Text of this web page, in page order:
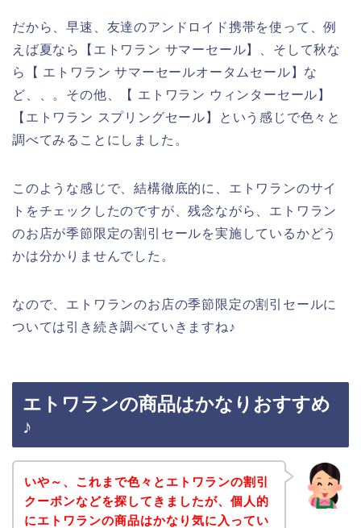
だから、早速、友達のアンドロイド携帯を使って、例
えば夏なら【エトワラン サマーセール】、そして秋な
ら【 エトワラン サマーセールオータムセール】な
ど、、。その他、【 エトワラン ウィンターセール】
【エトワラン スプリングセール】という感じで色々と
調べてみることにしました。
このような感じで、結構徹底的に、エトワランのサイ
トをチェックしたのですが、残念ながら、エトワラン
のお店が季節限定の割引セールを実施しているかどう
かは分かりませんでした。
なので、エトワランのお店の季節限定の割引セールに
ついては引き続き調べていきますね♪
エトワランの商品はかなりおすすめ
♪
いや～、これまで色々とエトワランの割引
クーポンなどを探してきましたが、個人的
にエトワランの商品はかなり気に入ってい